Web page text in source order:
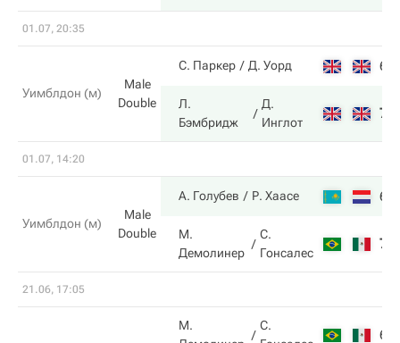
01.07, 20:35
Уимблдон (м)
Male
Double
С. Паркер Д. Уорд 6
Л.
Бэмбридж
Д.
Инглот
7
01.07, 14:20
Уимблдон (м)
Male
Double
А. Голубев Р. Хаасе 6
М.
Демолинер
С.
Гонсалес
7
21.06, 17:05
М.
С.
6